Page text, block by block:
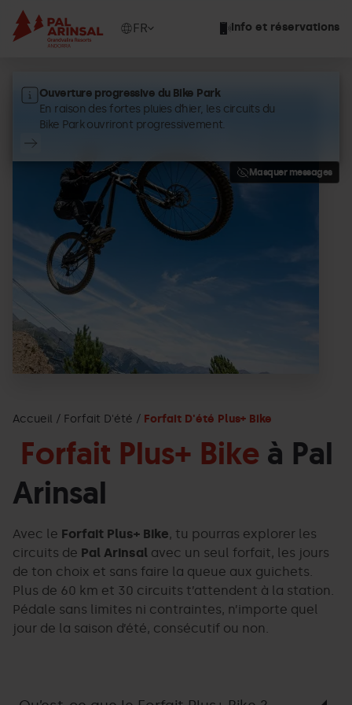
Aller
contenu
principal
Info et réservations
Show
FR
Ouverture progressive du Bike Park
En raison des fortes pluies d’hier, les circuits du
Bike Park ouvriront progressivement.
Masquer messages
Bike-Pass-PA.jpg
Grandvalira
Accueil Forfait D'été Forfait D'été Plus+ Bike
Forfait Plus+ Bike à Pal
Arinsal
Avec le Forfait Plus+ Bike, tu pourras explorer les
circuits de Pal Arinsal avec un seul forfait, les jours
de ton choix et sans faire la queue aux guichets.
Plus de 60 km et 30 circuits t’attendent à la station.
Pédale sans limites ni contraintes, n’importe quel
jour de la saison d’été, consécutif ou non.